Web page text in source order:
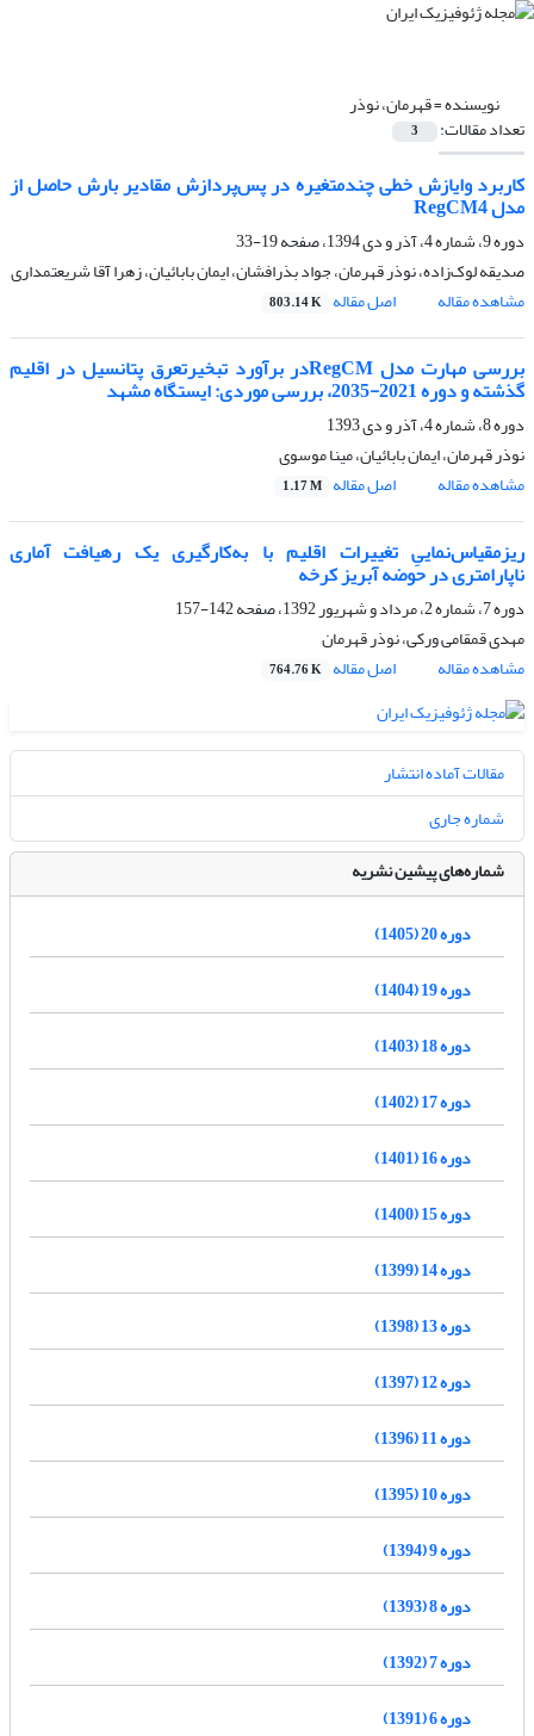
نویسنده =قهرمان، نوذر
تعداد مقالات: 3
کاربرد وایازش خطی چندمتغیره در پس‌پردازش مقادیر بارش حاصل از
مدل RegCM4
دوره 9، شماره 4، آذر و دی 1394، صفحه
19-33
صدیقه لوک‌زاده، نوذر قهرمان، جواد بذرافشان، ایمان بابائیان، زهرا آقا شریعتمداری
مشاهده مقاله
اصل مقاله 803.14 K
بررسی مهارت مدل RegCMدر برآورد تبخیرتعرق پتانسیل در اقلیم
گذشته و دوره 2021-2035، بررسی موردی: ایستگاه مشهد
دوره 8، شماره 4، آذر و دی 1393
نوذر قهرمان، ایمان بابائیان، مینا موسوی
مشاهده مقاله
اصل مقاله 1.17 M
ریزمقیاس‌نماییِ تغییرات اقلیم با به‌کارگیری یک رهیافت آماری
ناپارامتری در حوضه آبریز کرخه
دوره 7، شماره 2، مرداد و شهریور 1392، صفحه
142-157
مهدی قمقامی ورکی، نوذر قهرمان
مشاهده مقاله
اصل مقاله 764.76 K
مقالات آماده انتشار
شماره جاری
شماره‌های پیشین نشریه
دوره 20 (1405)
دوره 19 (1404)
دوره 18 (1403)
دوره 17 (1402)
دوره 16 (1401)
دوره 15 (1400)
دوره 14 (1399)
دوره 13 (1398)
دوره 12 (1397)
دوره 11 (1396)
دوره 10 (1395)
دوره 9 (1394)
دوره 8 (1393)
دوره 7 (1392)
دوره 6 (1391)